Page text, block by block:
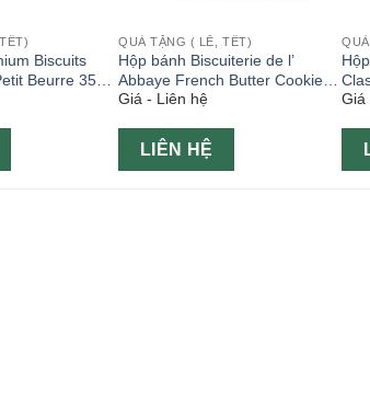
Biscuits
Beurre 350g
QUÀ TẶNG ( LỄ, TẾT)
Hộp bánh Biscuiterie de l’
Abbaye French Butter Cookies
Premium 865g
Giá - Liên hệ
LIÊN HỆ
Giá